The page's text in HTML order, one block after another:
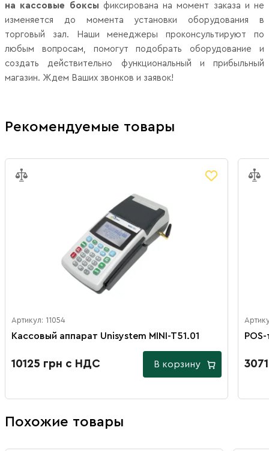
на кассовые боксы фиксирована на момент заказа и не
изменяется до момента установки оборудования в
торговый зал. Наши менеджеры проконсультируют по
любым вопросам, помогут подобрать оборудование и
создать действительно функциональный и прибыльный
магазин. Ждем Ваших звонков и заявок!
Рекомендуемые товары
Артикул: 11054
Кассовый аппарат Unisystem MINI-T51.01
10125 грн с НДС В корзину
Похожие товары